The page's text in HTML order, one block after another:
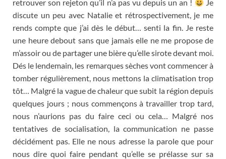
retrouver son rejeton qu’il n’a pas vu depuis un an !
Je
discute un peu avec Natalie et rétrospectivement, je me
rends compte que j’ai dès le début…senti la fin. Je reste
une heure debout sans que jamais elle ne me propose de
m’assoir ou de partager une bière qu’elle sirote devant moi.
Dés le lendemain, les remarques sèches vont commencer à
tomber régulièrement, nous mettons la climatisation trop
tôt… Malgré la vague de chaleur que subit la région depuis
quelques jours; nous commençons à travailler trop tard,
nous n’aurions pas du faire ceci ou cela… Malgré nos
tentatives de socialisation, la communication ne passe
décidément pas. Elle ne nous adresse la parole que pour
nous dire quoi faire pendant qu’elle se prélasse sur sa